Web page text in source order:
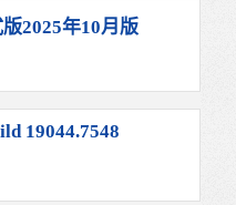
2025年10月版
19044.7548